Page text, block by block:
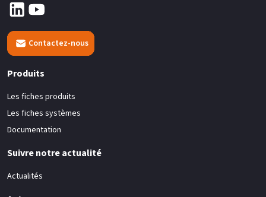
Contactez-nous
Produits
Les fiches produits
Les fiches systèmes
Documentation
Suivre notre actualité
Actualités